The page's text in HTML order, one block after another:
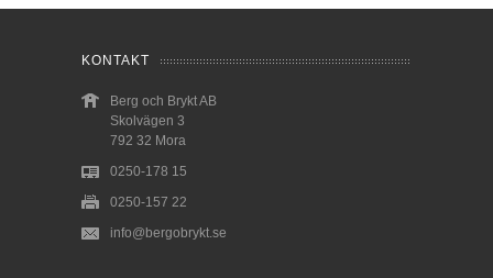
KONTAKT
Berg och Brykt AB
Skolvägen 3
792 32 Mora
0250-178 15
0250-157 22
info@bergobrykt.se